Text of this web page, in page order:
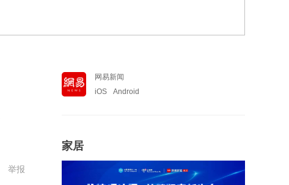
举报
网易新闻
iOS
Android
家居